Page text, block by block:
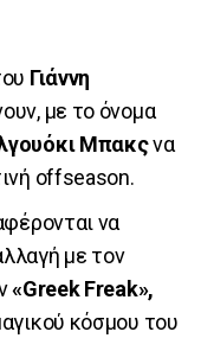
Γιάννη
με το όνομα
Μπακςνα
offseason.
να
με τον
«Greek Freak»,
κόσμου του